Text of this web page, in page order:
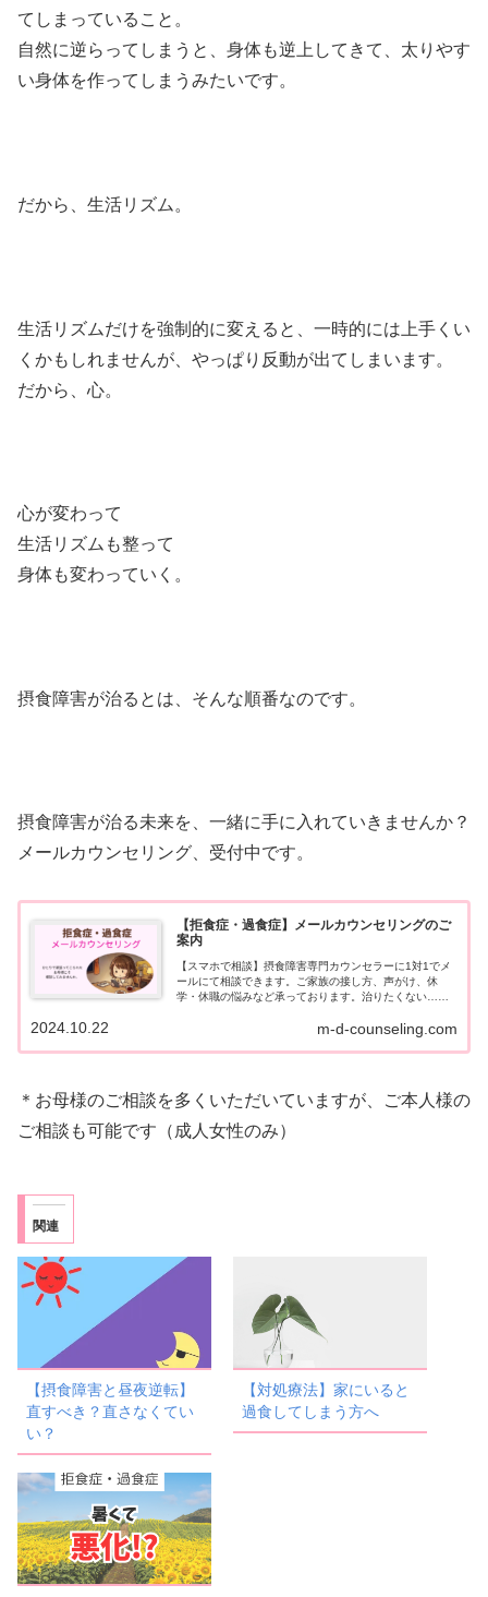
てしまっていること。
自然に逆らってしまうと、身体も逆上してきて、太りやす
い身体を作ってしまうみたいです。
だから、生活リズム。
生活リズムだけを強制的に変えると、一時的には上手くい
くかもしれませんが、やっぱり反動が出てしまいます。
だから、心。
心が変わって
生活リズムも整って
身体も変わっていく。
摂食障害が治るとは、そんな順番なのです。
摂食障害が治る未来を、一緒に手に入れていきませんか？
メールカウンセリング、受付中です。
【拒食症・過食症】メールカウンセリングのご
案内
【スマホで相談】摂食障害専門カウンセラーに1対1でメ
ールにて相談できます。ご家族の接し方、声がけ、休
学・休職の悩みなど承っております。治りたくない…と
m-d-counseling.com
2024.10.22
＊お母様のご相談を多くいただいていますが、ご本人様の
ご相談も可能です（成人女性のみ）
関連
【摂食障害と昼夜逆転】
直すべき？直さなくてい
い？
【対処療法】家にいると
過食してしまう方へ